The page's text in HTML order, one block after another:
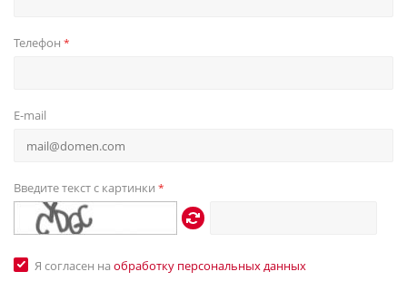
Телефон *
E-mail
Введите текст с картинки *
Я согласен на обработку персональных данных